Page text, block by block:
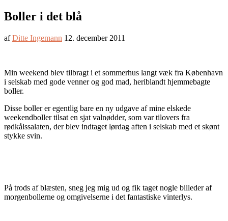
Boller i det blå
afDitte Ingemann 12. december 2011
Min weekend blev tilbragt i et sommerhus langt væk fra København
i selskab med gode venner og god mad, heriblandt hjemmebagte
boller.
Disse boller er egentlig bare en ny udgave af mine elskede
weekendboller tilsat en sjat valnødder, som var tilovers fra
rødkålssalaten, der blev indtaget lørdag aften i selskab med et skønt
stykke svin.
På trods af blæsten, sneg jeg mig ud og fik taget nogle billeder af
morgenbollerne og omgivelserne i det fantastiske vinterlys.